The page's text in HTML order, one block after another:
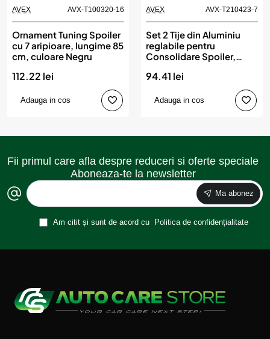
AVEX AVX-T100320-16
Ornament Tuning Spoiler
cu 7 aripioare, lungime 85
cm, culoare Negru
112.22 lei
Adauga in cos
AVEX AVX-T210423-7
Set 2 Tije din Aluminiu
reglabile pentru
Consolidare Spoiler,
CARBON
94.41 lei
Adauga in cos
Fii primul care afla despre reduceri si oferte speciale
Aboneaza-te la newsletter
Ma abonez
Am citit și sunt de acord cu Politica de confidențialitate